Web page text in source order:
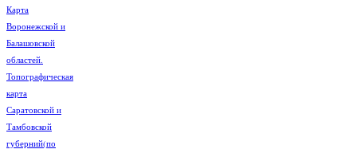
Карта
Воронежской и
Балашовской
областей.
Топографическая
карта
Саратовской и
Тамбовской
губерний(по